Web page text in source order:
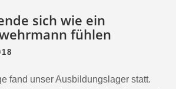
sich wie ein
fühlen
fand unser Ausbildungslager statt.